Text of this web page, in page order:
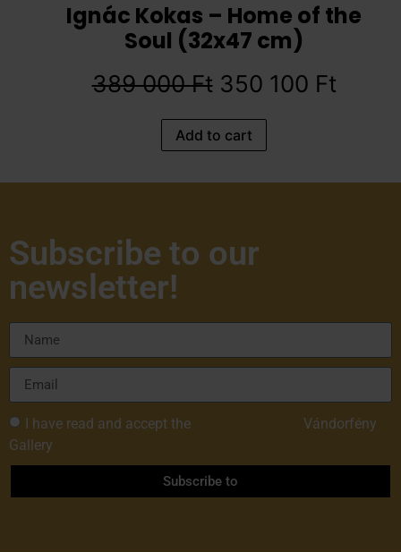
Ignác Kokas – Home of the
Soul (32x47 cm)
389 000Ft 350 100 Ft
Add to cart
Subscribe to our
newsletter!
I have read and accept the
Vándorfény
Gallery
Subscribe to